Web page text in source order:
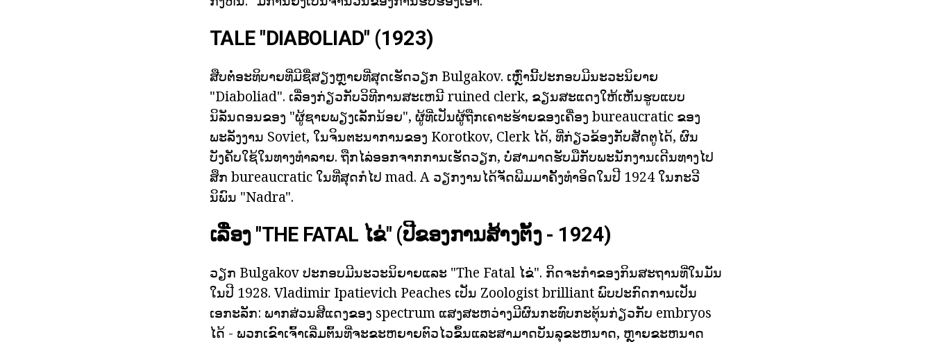
TALE "DIABOLIAD" (1923)
ສືບຕໍ່ອະທິບາຍທີ່ມີຊື່ສຽງຫຼາຍທີ່ສຸດເຮັດວຽກ Bulgakov. ເຫຼົ່ານີ້ປະກອບມີນະວະນິຍາຍ
"Diaboliad". ເລື່ອງກ່ຽວກັບວິທີການສະເຫນີ ruined clerk, ຂຽນສະແດງໃຫ້ເຫັນຮູບແບບ
ນິລັນດອນຂອງ "ຜູ້ຊາຍພຽງເລັກນ້ອຍ", ຜູ້ທີ່ເປັນຜູ້ຖືກເຄາະຮ້າຍຂອງເຄື່ອງ bureaucratic ຂອງ
ພະລັງງານ Soviet, ໃນຈິນຕະນາການຂອງ Korotkov, Clerk ໄດ້, ທີ່ກ່ຽວຂ້ອງກັບສັດຕູໄດ້, ຜົນ
ບັງຄັບໃຊ້ໃນທາງທໍາລາຍ. ຖືກໄລ່ອອກຈາກການເຮັດວຽກ, ບໍ່ສາມາດຮັບມືກັບພະນັກງານເດີນທາງໄປ
ສຶກ bureaucratic ໃນທີ່ສຸດກໍໄປ mad. A ວຽກງານໄດ້ຈັດພີມມາຄັ້ງທໍາອິດໃນປີ 1924 ໃນກະວີ
ນິພົນ "Nadra".
ເລື່ອງ "THE FATAL ໄຂ່" (ປີຂອງການສ້າງຕັ້ງ - 1924)
ວຽກ Bulgakov ປະກອບມີນະວະນິຍາຍແລະ "The Fatal ໄຂ່". ກິດຈະກໍາຂອງກິນສະຖານທີ່ໃນມັນ
ໃນປີ 1928. Vladimir Ipatievich Peaches ເປັນ Zoologist brilliant ພົບປະກົດການເປັນ
ເອກະລັກ: ພາກສ່ວນສີແດງຂອງ spectrum ແສງສະຫວ່າງມີຜົນກະທົບກະຕຸ້ນກ່ຽວກັບ embryos
ໄດ້ - ພວກເຂົາເຈົ້າເລີ່ມຕົ້ນທີ່ຈະຂະຫຍາຍຕົວໄວຂຶ້ນແລະສາມາດບັນລຸຂະຫນາດ, ຫຼາຍຂະຫນາດ